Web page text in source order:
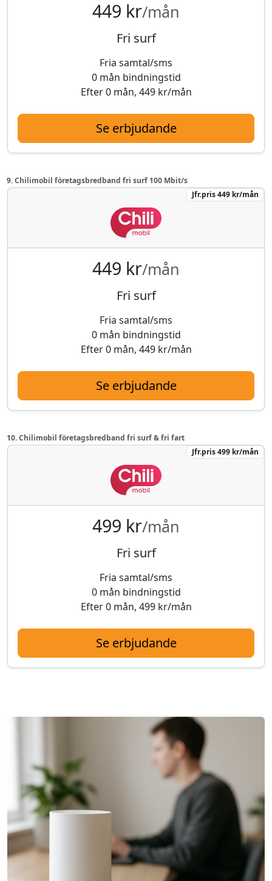
449 kr/mån
Fri surf
Fria samtal/sms
0 mån bindningstid
Efter 0 mån, 449 kr/mån
Se erbjudande
9. Chilimobil företagsbredband fri surf 100 Mbit/s
Jfr.pris 449 kr/mån
449 kr/mån
Fri surf
Fria samtal/sms
0 mån bindningstid
Efter 0 mån, 449 kr/mån
Se erbjudande
10. Chilimobil företagsbredband fri surf & fri fart
Jfr.pris 499 kr/mån
499 kr/mån
Fri surf
Fria samtal/sms
0 mån bindningstid
Efter 0 mån, 499 kr/mån
Se erbjudande